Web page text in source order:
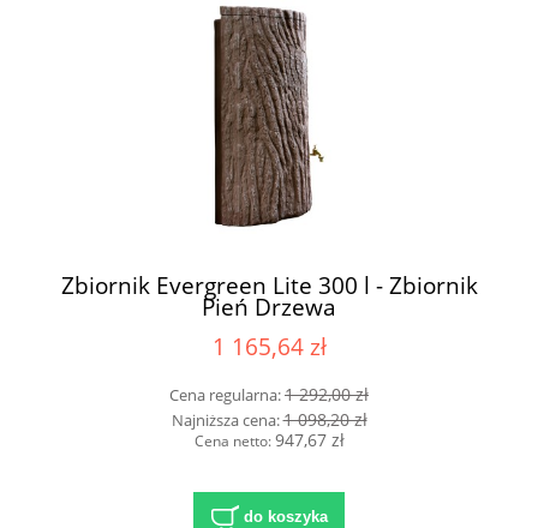
Zbiornik Evergreen Lite 300 l - Zbiornik
Pień Drzewa
1 165,64 zł
Cena regularna:1 292,00 zł
Najniższa cena:1 098,20 zł
Cena netto:947,67 zł
do koszyka